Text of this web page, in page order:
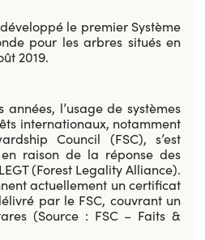
le premier Système
pour les arbres situés en
2019.
l’usage de systèmes
internationaux, notamment
Council (FSC), s’est
raison de la réponse des
(Forest Legality Alliance).
actuellement un certificat
par le FSC, couvrant un
(Source : FSC – Faits &